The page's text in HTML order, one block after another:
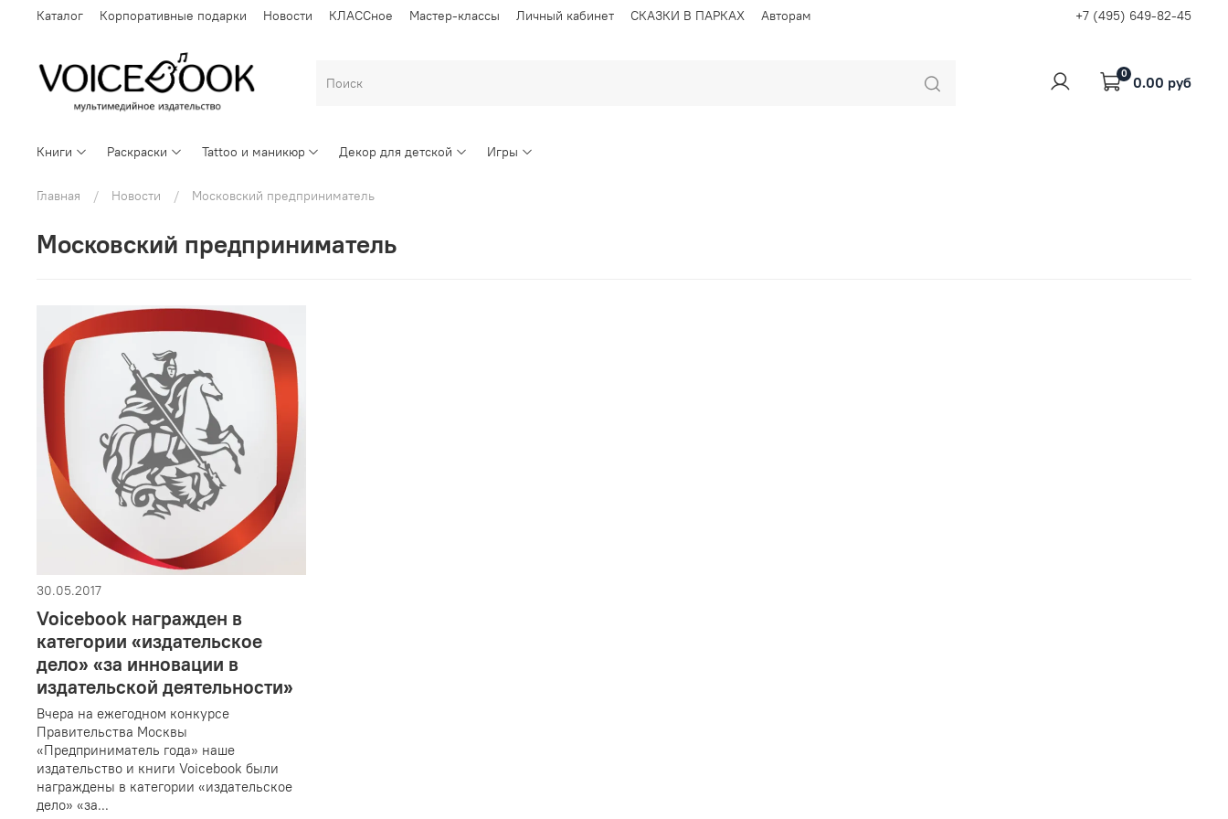
Каталог Корпоративные подарки Новости КЛАССное Мастер-классы Личный кабинет СКАЗКИ В ПАРКАХ Авторам +7 (495) 649-82-45
0 0.00 руб
Книги Раскраски Tattoo и маникюр Декор для детской Игры
Главная Новости Московский предприниматель
Московский предприниматель
30.05.2017
Voicebook награжден в
категории «издательское
дело» «за инновации в
издательской деятельности»
Вчера на ежегодном конкурсе
Правительства Москвы
«Предприниматель года» наше
издательство и книги Voicebook были
награждены в категории «издательское
дело» «за...